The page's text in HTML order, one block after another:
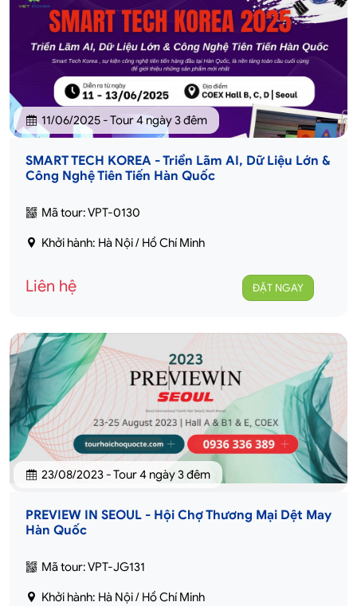
11/06/2025 - Tour 4 ngày 3 đêm
SMART TECH KOREA - Triển Lãm AI, Dữ Liệu Lớn &
Công Nghệ Tiên Tiến Hàn Quốc
Mã tour: VPT-0130
Khởi hành: Hà Nội / Hồ Chí Minh
Liên hệ ĐẶT NGAY
23/08/2023 - Tour 4 ngày 3 đêm
PREVIEW IN SEOUL - Hội Chợ Thương Mại Dệt May
Hàn Quốc
Mã tour: VPT-JG131
Khởi hành: Hà Nội / Hồ Chí Minh